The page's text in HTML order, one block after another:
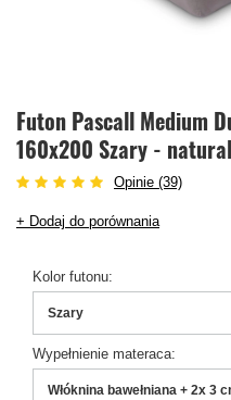
Futon Pascall Medium
160x200 Szary -
Opinie (39)
+ Dodaj do porównania
Kolor futonu
Szary
Wypełnienie materaca
Włóknina bawełniana + 2x 3